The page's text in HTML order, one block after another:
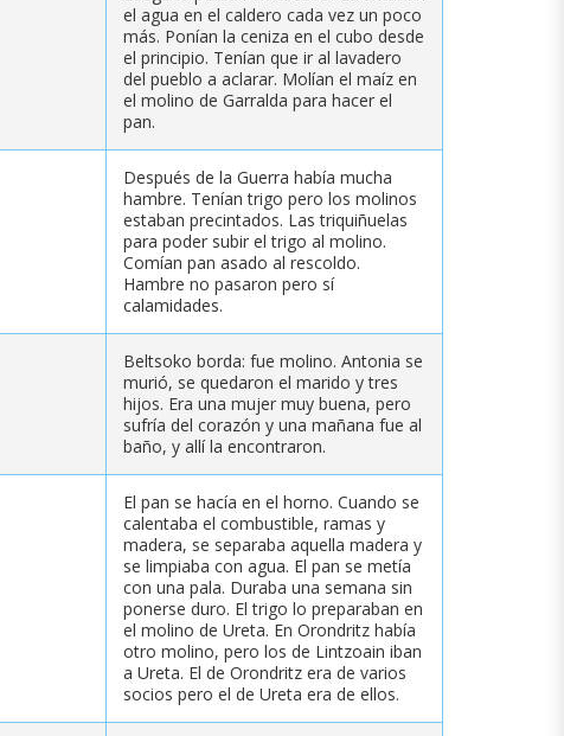
el agua en el caldero cada vez un poco
más. Ponían la ceniza en el cubo desde
el principio. Tenían que ir al lavadero
del pueblo a aclarar. Molían el maíz en
el molino de Garralda para hacer el
pan.
Después de la Guerra había mucha
hambre. Tenían trigo pero los molinos
estaban precintados. Las triquiñuelas
para poder subir el trigo al molino.
Comían pan asado al rescoldo.
Hambre no pasaron pero sí
calamidades.
Beltsoko borda: fue molino. Antonia se
murió, se quedaron el marido y tres
hijos. Era una mujer muy buena, pero
sufría del corazón y una mañana fue al
baño, y allí la encontraron.
El pan se hacía en el horno. Cuando se
calentaba el combustible, ramas y
madera, se separaba aquella madera y
se limpiaba con agua. El pan se metía
con una pala. Duraba una semana sin
ponerse duro. El trigo lo preparaban en
el molino de Ureta. En Orondritz había
otro molino, pero los de Lintzoain iban
a Ureta. El de Orondritz era de varios
socios pero el de Ureta era de ellos.